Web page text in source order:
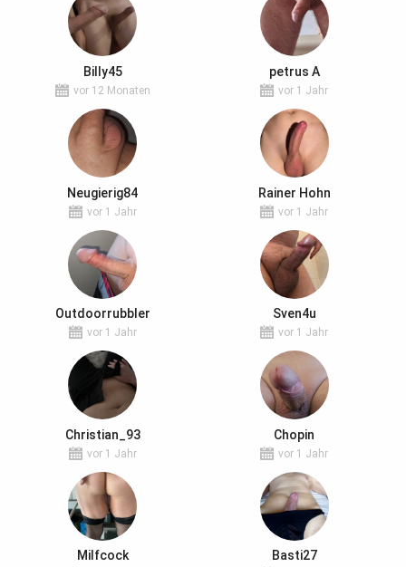
Billy45
vor 12 Monaten
petrus A
vor 1 Jahr
Neugierig84
vor 1 Jahr
Rainer Hohn
vor 1 Jahr
Outdoorrubbler
vor 1 Jahr
Sven4u
vor 1 Jahr
Christian_93
vor 1 Jahr
Chopin
vor 1 Jahr
Milfcock Basti27